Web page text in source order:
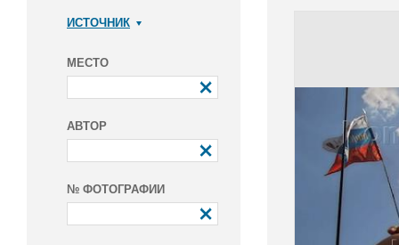
ИСТОЧНИК
МЕСТО
АВТОР
№ ФОТОГРАФИИ